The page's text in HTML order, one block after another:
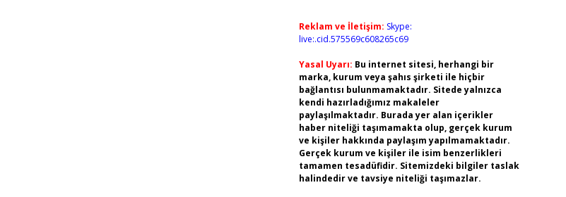
Reklam ve İletişim: Skype:
live:.cid.575569c608265c69
Yasal Uyarı: Bu internet sitesi, herhangi bir
marka, kurum veya şahıs şirketi ile hiçbir
bağlantısı bulunmamaktadır. Sitede yalnızca
kendi hazırladığımız makaleler
paylaşılmaktadır. Burada yer alan içerikler
haber niteliği taşımamakta olup, gerçek kurum
ve kişiler hakkında paylaşım yapılmamaktadır.
Gerçek kurum ve kişiler ile isim benzerlikleri
tamamen tesadüfidir. Sitemizdeki bilgiler taslak
halindedir ve tavsiye niteliği taşımazlar.